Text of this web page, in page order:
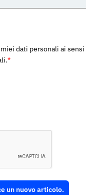
dati personali ai
*
un nuovo articolo.